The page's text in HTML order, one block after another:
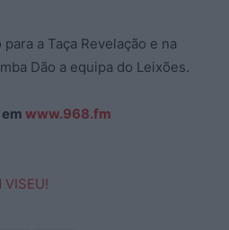
a Taça Revelação e na
Dão a equipa do Leixões.
www.968.fm